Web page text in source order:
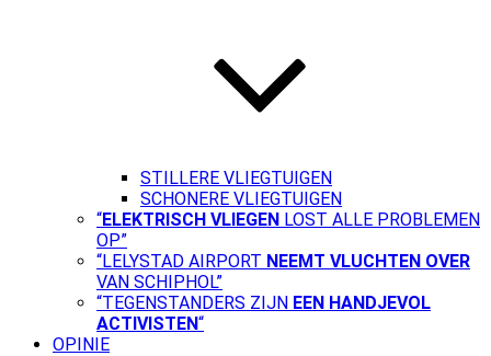
STILLERE VLIEGTUIGEN
SCHONERE VLIEGTUIGEN
“ELEKTRISCH VLIEGEN LOST ALLE PROBLEMEN
OP”
“LELYSTAD AIRPORT NEEMT VLUCHTEN OVER
VAN SCHIPHOL”
“TEGENSTANDERS ZIJN EEN HANDJEVOL
ACTIVISTEN“
OPINIE